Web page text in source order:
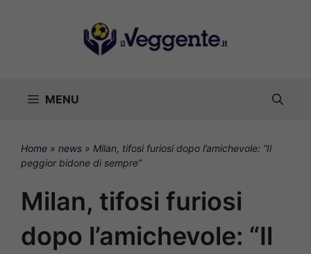
MENU
Home » news » Milan, tifosi furiosi dopo l’amichevole: “Il
peggior bidone di sempre”
Milan, tifosi furiosi
dopo l’amichevole: “Il